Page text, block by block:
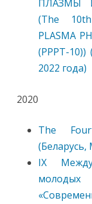
ПЛАЗМЫ
(The
PLASMA
(PPPT-10))
2022 года)
2020
The
(Беларусь,
IX